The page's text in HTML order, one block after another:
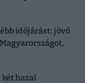
időjárást: jövő
hazai